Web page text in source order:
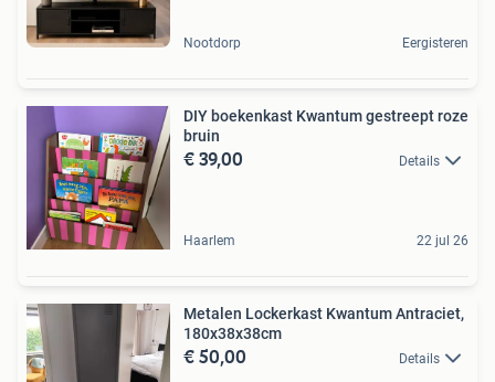
Nootdorp Eergisteren
DIY boekenkast Kwantum gestreept roze
bruin
€ 39,00 Details
Haarlem 22 jul 26
Metalen Lockerkast Kwantum Antraciet,
180x38x38cm
€ 50,00 Details